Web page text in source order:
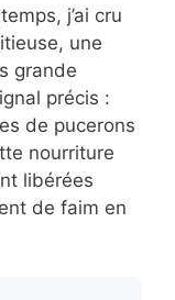
j’ai cru
une
grande
précis :
de pucerons
nourriture
libérées
de faim en